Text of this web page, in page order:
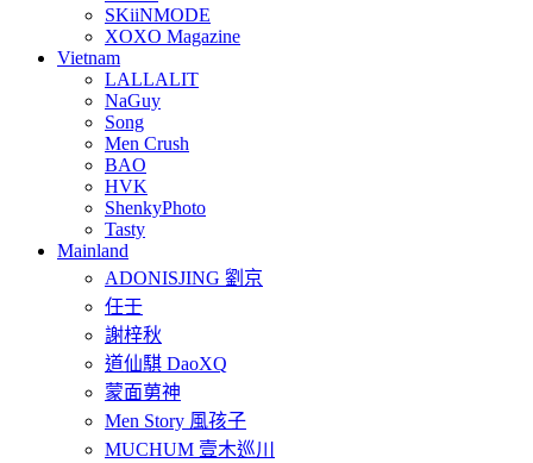
SKiiNMODE
XOXO Magazine
Vietnam
LALLALIT
NaGuy
Song
Men Crush
BAO
HVK
ShenkyPhoto
Tasty
Mainland
ADONISJING 劉京
任壬
謝梓秋
道仙騏 DaoXQ
蒙面莮神
Men Story 風孩子
MUCHUM 壹木巡川